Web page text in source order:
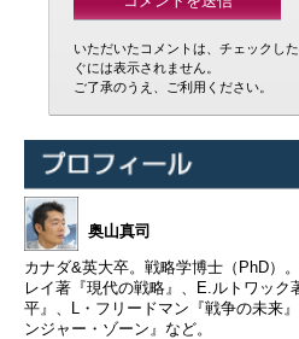
いただいたコメントは、チェックし
ぐには表示されません。
ご了承のうえ、ご利用ください。
奥山真司
カナダ&英大卒。戦略学博士（PhD）
レイ著『現代の戦略』、E.ルトワック
平』、L・フリードマン『戦争の未来
ンジャー・ゾーン』など。